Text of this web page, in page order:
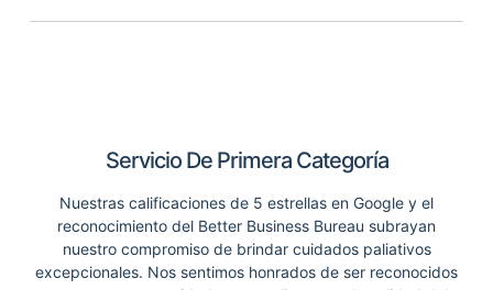
Servicio De Primera Categoría
Nuestras calificaciones de 5 estrellas en Google y el
reconocimiento del Better Business Bureau subrayan
nuestro compromiso de brindar cuidados paliativos
excepcionales. Nos sentimos honrados de ser reconocidos